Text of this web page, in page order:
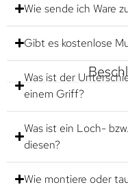
Wie sende ich Ware
Gibt es kostenlose
Was ist der
einem Griff?
Was ist ein Loch-
diesen?
Wie montiere oder